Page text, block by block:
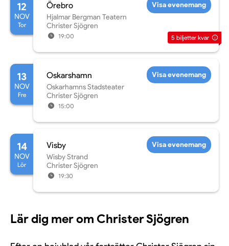
12
NOV
Tor
Örebro
Hjalmar Bergman Teatern
Christer Sjögren
19:00
Visa evenemang
5 biljetter kvar
13
NOV
Fre
Oskarshamn
Oskarhamns Stadsteater
Christer Sjögren
15:00
Visa evenemang
14
NOV
Lör
Visby
Wisby Strand
Christer Sjögren
19:30
Visa evenemang
Lär dig mer om Christer Sjögren